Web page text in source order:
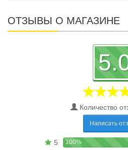
ОТЗЫВЫ О МАГАЗИНЕ
Количество
Написать
5 100%